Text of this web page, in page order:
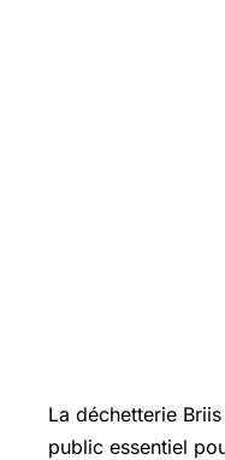
La déchetterie
public essentiel